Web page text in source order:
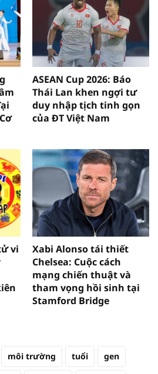
ASEAN Cup 2026: Báo
Thái Lan khen ngợi tư
duy nhập tịch tinh gọn
của ĐT Việt Nam
vi
Xabi Alonso tái thiết
Chelsea: Cuộc cách
mạng chiến thuật và
tham vọng hồi sinh tại
Stamford Bridge
môi trường tuổi gen